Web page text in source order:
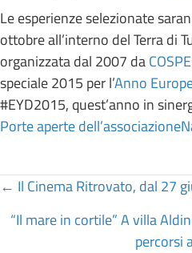
Le esperienze selezionate
ottobre all’interno del Terra di
organizzata dal 2007 daCOSPE
speciale 2015 per l’Anno
#EYD2015, quest’anno in
Porte aperte
Posts
navigation
← Il Cinema Ritrovato, dal 27
“Il mare in cortile” A villa
percorsi